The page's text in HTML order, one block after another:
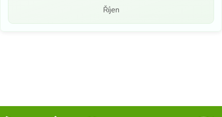
Říjen